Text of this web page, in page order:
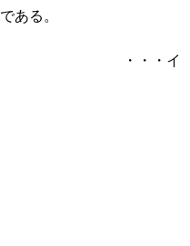
である。
・・・イ